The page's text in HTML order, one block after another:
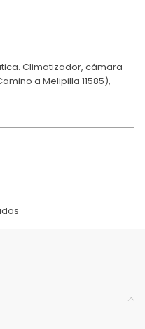
Climatizador, cámara
a Melipilla 11585),